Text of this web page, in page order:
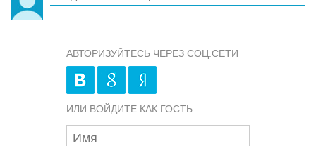
АВТОРИЗУЙТЕСЬ ЧЕРЕЗ СОЦ.СЕТИ
ИЛИ ВОЙДИТЕ КАК ГОСТЬ